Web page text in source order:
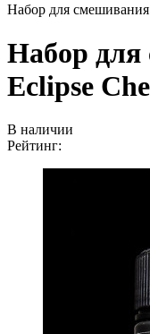
Набор для
Набор
Eclipse
В наличии
Рейтинг: